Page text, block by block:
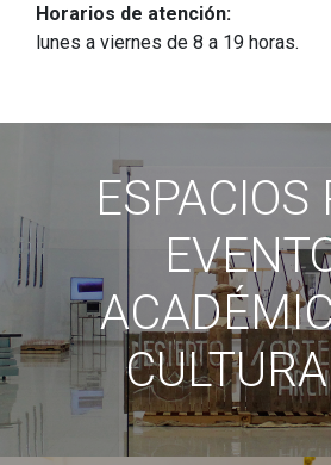
Horarios de atención:
lunes a viernes de 8 a 19 horas.
ESPACIOS